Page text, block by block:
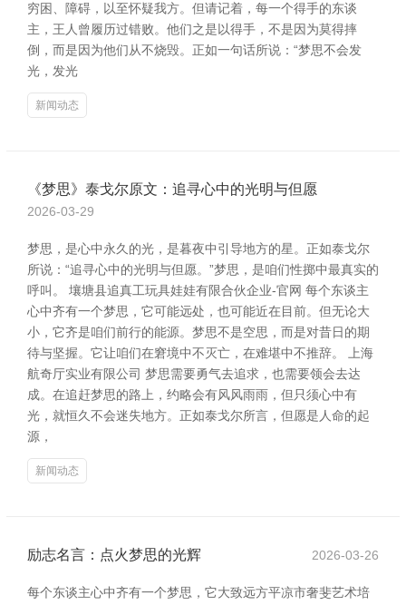
穷困、障碍，以至怀疑我方。但请记着，每一个得手的东谈
主，王人曾履历过错败。他们之是以得手，不是因为莫得摔
倒，而是因为他们从不烧毁。正如一句话所说：“梦思不会发
光，发光
新闻动态
《梦思》泰戈尔原文：追寻心中的光明与但愿
2026-03-29
梦思，是心中永久的光，是暮夜中引导地方的星。正如泰戈尔
所说：“追寻心中的光明与但愿。”梦思，是咱们性掷中最真实的
呼叫。 壤塘县追真工玩具娃娃有限合伙企业-官网 每个东谈主
心中齐有一个梦思，它可能远处，也可能近在目前。但无论大
小，它齐是咱们前行的能源。梦思不是空思，而是对昔日的期
待与坚握。它让咱们在窘境中不灭亡，在难堪中不推辞。 上海
航奇厅实业有限公司 梦思需要勇气去追求，也需要领会去达
成。在追赶梦思的路上，约略会有风风雨雨，但只须心中有
光，就恒久不会迷失地方。正如泰戈尔所言，但愿是人命的起
源，
新闻动态
励志名言：点火梦思的光辉 2026-03-26
每个东谈主心中齐有一个梦思，它大致远方平凉市奢斐艺术培